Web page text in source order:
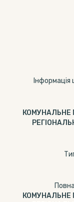
КОМУНАЛЬНЕ
КОМУНАЛЬНЕ